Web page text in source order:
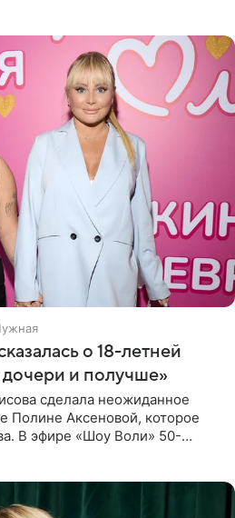
о 18-летней
дочери и получше»
сделала неожиданное
Полине Аксеновой, которое
В эфире «Шоу Воли» 50-